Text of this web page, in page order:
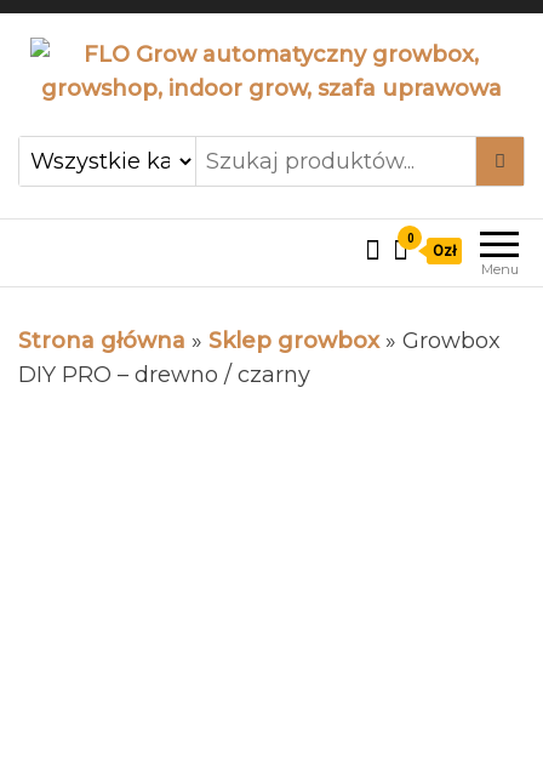
FLO Grow automatyczny
growbox, growshop, indoor
grow, szafa uprawowa
Flogrow cabinet system,
indoor caginet grow, lampy
Menu
0
0zł
Strona główna » Sklep growbox» Growbox
DIY PRO – drewno / czarny